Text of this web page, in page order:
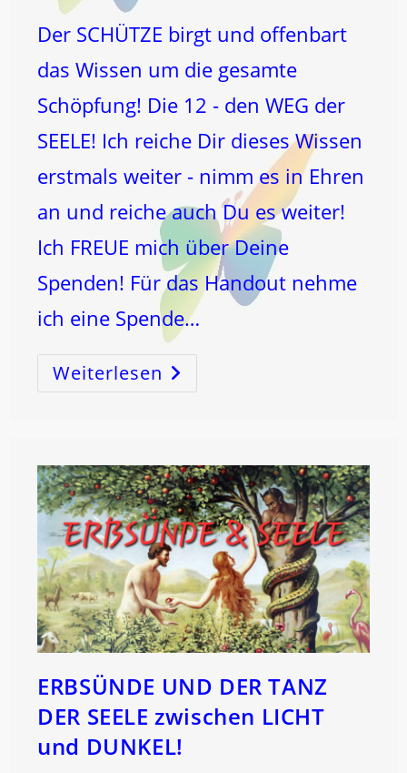
Der SCHÜTZE birgt und offenbart
das Wissen um die gesamte
Schöpfung! Die 12 - den WEG der
SEELE! Ich reiche Dir dieses Wissen
erstmals weiter - nimm es in Ehren
an und reiche auch Du es weiter!
Ich FREUE mich über Deine
Spenden! Für das Handout nehme
ich eine Spende…
Weiterlesen SCHÜTZE
EVE
In
DEINEN
HÄNDEN!
ERBSÜNDE UND DER TANZ
DER SEELE zwischen LICHT
und DUNKEL!